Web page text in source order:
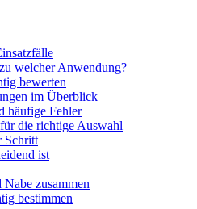
welcher Anwendung?
bewerten
im Überblick
häufige Fehler
die richtige Auswahl
Schritt
ist
zusammen
bestimmen